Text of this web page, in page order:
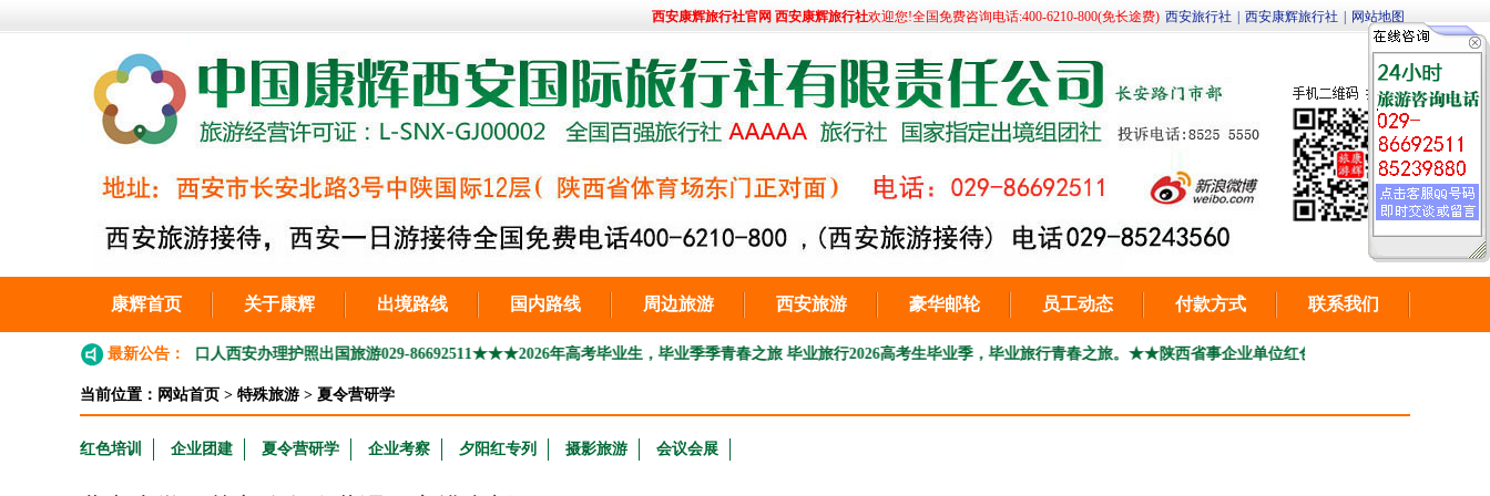
西安康辉旅行社官网 西安康辉旅行社欢迎您!全国免费咨询电话:400-6210-800(免长途费) 西安旅行社 西安康辉旅行社 网站地图
康辉首页 关于康辉 出境路线 国内路线 周边旅游 西安旅游 豪华邮轮 员工动态 付款方式 联系我们
最新公告：
工作的外地户口人西安办理护照出国旅游029-86692511★★★2026年高考毕业生，毕业季季青春之旅 毕业旅行2026高考生毕业季，毕业旅行青春之旅。★★陕西省事企业单位红色培训，团建（部分）线路总汇咨询电
当前位置： 网站首页 > 特殊旅游 > 夏令营研学
红色培训 企业团建 夏令营研学 企业考察 夕阳红专列 摄影旅游 会议会展